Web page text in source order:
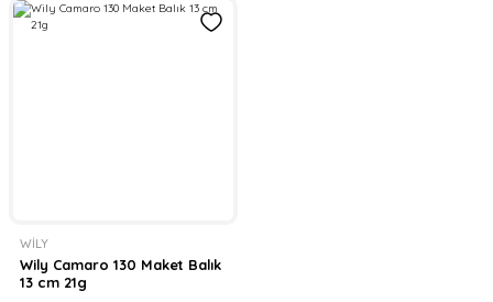
WİLY
Wily Camaro 130 Maket Balık
13 cm 21g